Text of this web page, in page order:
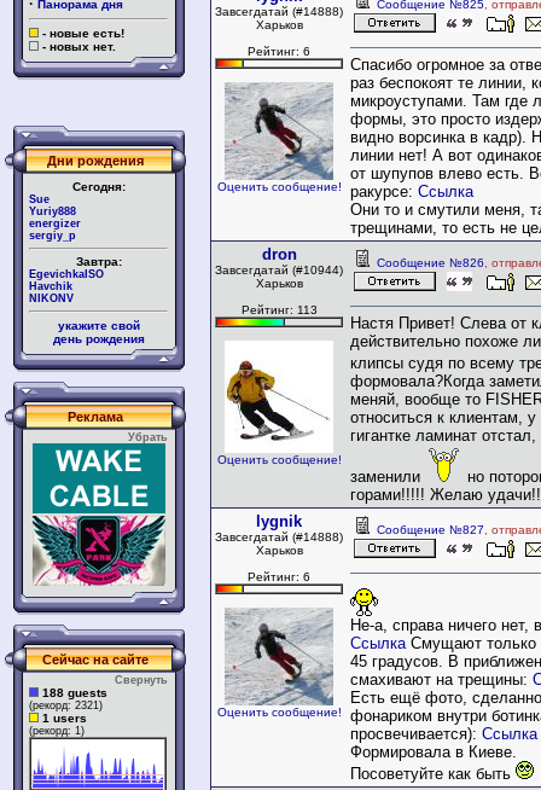
· Панорама дня
- новые есть!
- новых нет.
Дни рождения
Сегодня:
Sue
Yuriy888
energizer
sergiy_p
Завтра:
EgevichkaISO
Havchik
NIKONV
укажите свой
день рождения
Реклама
Убрать
Сейчас на сайте
Свернуть
188 guests
(рекорд: 2321)
1 users
(рекорд: 1)
Завсегдатай (#14888)
Харьков
Рейтинг: 6
Оценить сообщение!
Сообщение №825 ,
Спасибо огромное за
раз беспокоят те линии,
микроуступами. Там где
формы, это просто
видно ворсинка в кадр).
линии нет! А вот
от шупупов влево есть.
ракурсе: Ссылка
Они то и смутили меня,
трещинами, то есть не
dron
Завсегдатай (#10944)
Харьков
Рейтинг: 113
Оценить сообщение!
Сообщение №826 ,
Настя Привет! Слева от
действительно похоже
клипсы судя по всему
формовала?Когда
меняй, вообще то
относиться к клиентам,
гигантке ламинат
заменили
но
горами!!!!! Желаю
lygnik
Завсегдатай (#14888)
Харьков
Рейтинг: 6
Оценить сообщение!
Сообщение №827 ,
Не-а, справа ничего
СсылкаСмущают только
45 градусов. В
смахивают на трещины:
Есть ещё фото,
фонариком внутри
просвечивается): Ссылка
Формировала в Киеве.
Посоветуйте как быть